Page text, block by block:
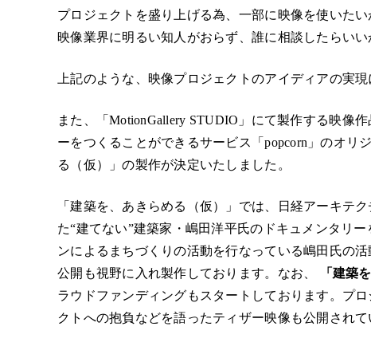
プロジェクトを盛り上げる為、一部に映像を使いた
映像業界に明るい知人がおらず、誰に相談したらい
上記のような、映像プロジェクトのアイディアの実
また、「MotionGallery STUDIO」にて製作する映像
ーをつくることができるサービス「popcorn」のオリ
る（仮）」の製作が決定いたしました。
「建築を、あきらめる（仮）」では、日経アーキテ
た“建てない”建築家・嶋田洋平氏のドキュメンタリ
ンによるまちづくりの活動を行なっている嶋田氏の
公開も視野に入れ製作しております。なお、
「建築
ラウドファンディングもスタートしております。プ
クトへの抱負などを語ったティザー映像も公開されて